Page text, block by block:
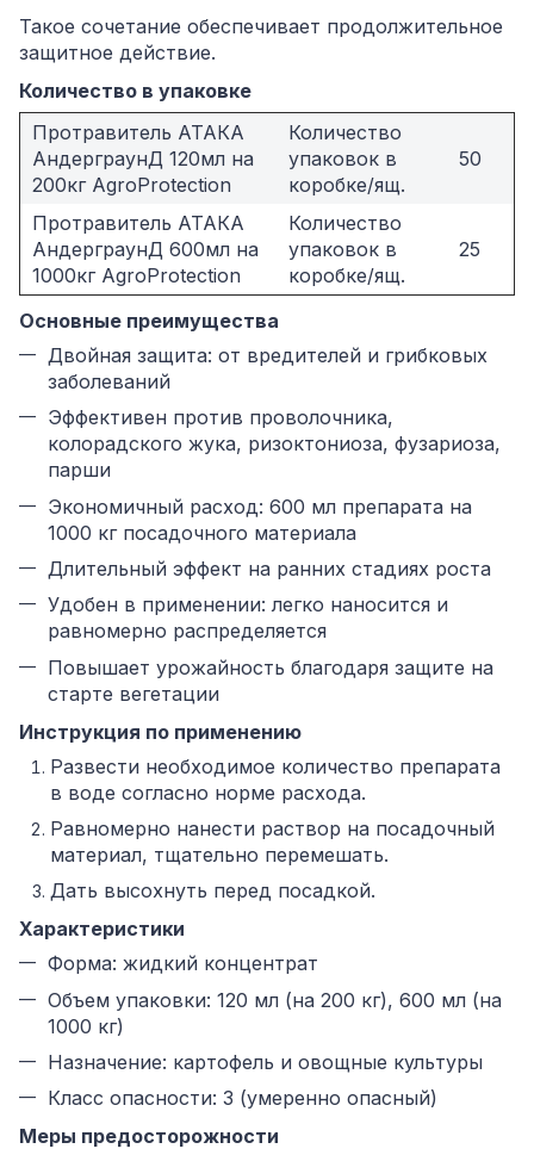
Такое сочетание обеспечивает продолжительное
защитное действие.
Количество в упаковке
Протравитель АТАКА
АндерграунД 120мл на
200кг AgroProtection
Количество
упаковок в
коробке/ящ.
50
Протравитель АТАКА
АндерграунД 600мл на
1000кг AgroProtection
Количество
упаковок в
коробке/ящ.
25
Основные преимущества
Двойная защита: от вредителей и грибковых
заболеваний
Эффективен против проволочника,
колорадского жука, ризоктониоза, фузариоза,
парши
Экономичный расход: 600 мл препарата на
1000 кг посадочного материала
Длительный эффект на ранних стадиях роста
Удобен в применении: легко наносится и
равномерно распределяется
Повышает урожайность благодаря защите на
старте вегетации
Инструкция по применению
Развести необходимое количество препарата
в воде согласно норме расхода.
Равномерно нанести раствор на посадочный
материал, тщательно перемешать.
Дать высохнуть перед посадкой.
Характеристики
Форма: жидкий концентрат
Объем упаковки: 120 мл (на 200 кг), 600 мл (на
1000 кг)
Назначение: картофель и овощные культуры
Класс опасности: 3 (умеренно опасный)
Меры предосторожности